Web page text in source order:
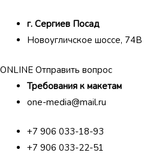
г. Сергиев Посад
Новоугличское шоссе, 74В
ONLINE Отправить вопрос
Требования к макетам
one-media@mail.ru
+7 906 033-18-93
+7 906 033-22-51